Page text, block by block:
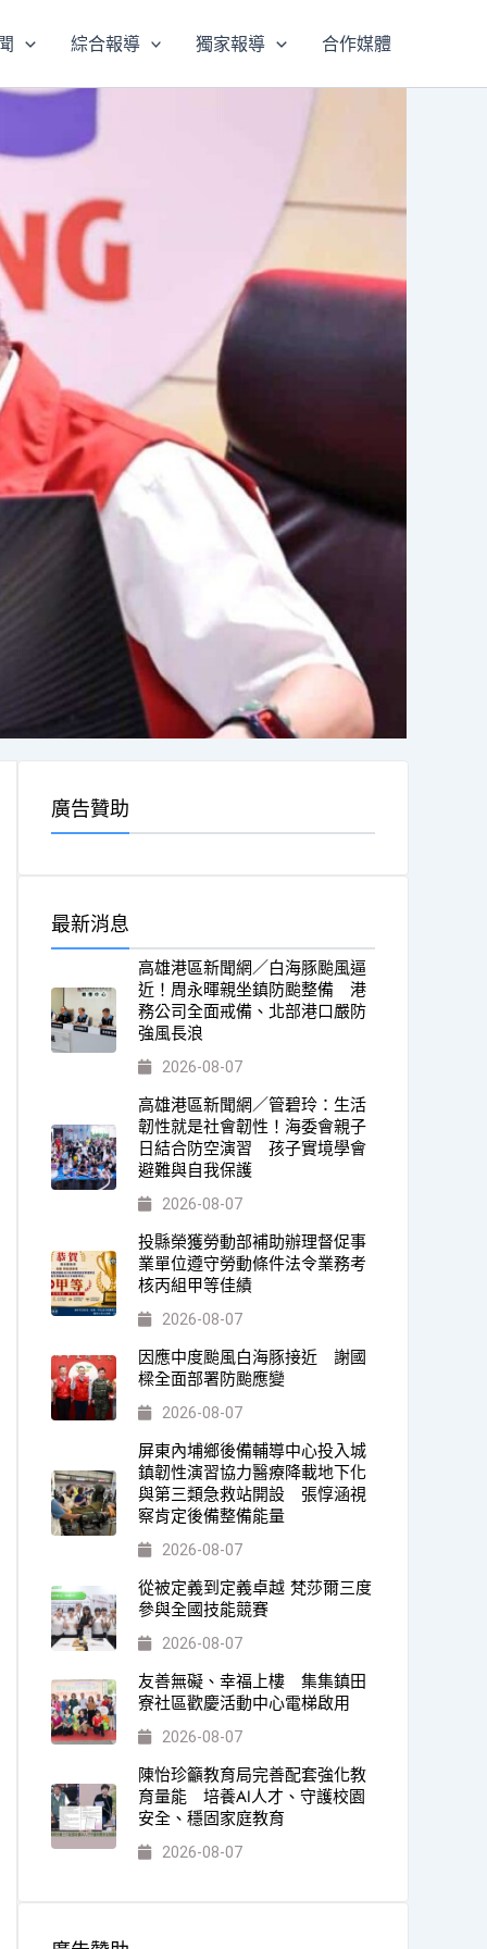
綜合報導 獨家報導 合作媒體
廣告贊助
最新消息
高雄港區新聞網／白海豚颱風逼
近！周永暉親坐鎮防颱整備 港
務公司全面戒備、北部港口嚴防
強風長浪
2026-08-07
高雄港區新聞網／管碧玲：生活
韌性就是社會韌性！海委會親子
日結合防空演習 孩子實境學會
避難與自我保護
2026-08-07
投縣榮獲勞動部補助辦理督促事
業單位遵守勞動條件法令業務考
核丙組甲等佳績
2026-08-07
因應中度颱風白海豚接近 謝國
樑全面部署防颱應變
2026-08-07
屏東內埔鄉後備輔導中心投入城
鎮韌性演習協力醫療降載地下化
與第三類急救站開設 張惇涵視
察肯定後備整備能量
2026-08-07
從被定義到定義卓越 梵莎爾三度
參與全國技能競賽
2026-08-07
友善無礙、幸福上樓 集集鎮田
寮社區歡慶活動中心電梯啟用
2026-08-07
陳怡珍籲教育局完善配套強化教
育量能 培養AI人才、守護校園
安全、穩固家庭教育
2026-08-07